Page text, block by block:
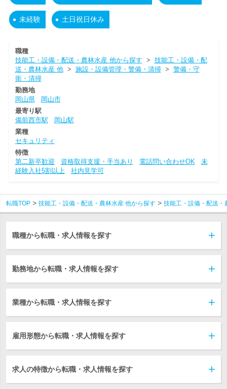
未経験 土日祝日休み
職種
技能工・設備・配送・農林水産 他から探す > 技能工・設備・配
送・農林水産 他> 施設・設備管理・警備・清掃> 警備・守
衛・清掃
勤務地
岡山県
岡山市
最寄り駅
備前西市駅
岡山駅
業種
セキュリティ
特徴
第二新卒歓迎
資格取得支援・手当あり 電話問い合わせOK
未
経験入社5割以上
社内見学可
転職TOP 技能工・設備・配送・農林水産 他から探す 技能工・設備・配送・
職種から転職・求人情報を探す
勤務地から転職・求人情報を探す
業種から転職・求人情報を探す
雇用形態から転職・求人情報を探す
求人の特徴から転職・求人情報を探す